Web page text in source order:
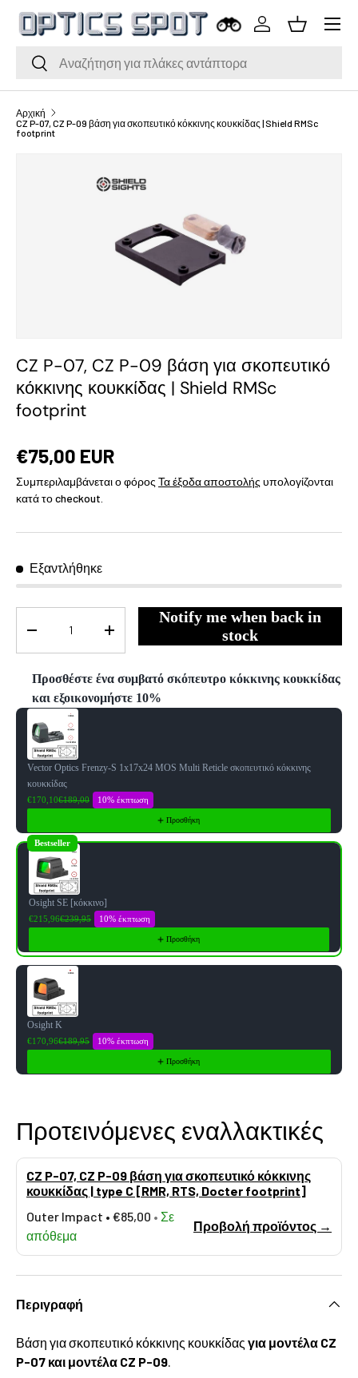
Μετάβαση στο περιεχόμενο
Αναζήτηση
Αναζήτηση
ΣύνδεσηΚαλάθι
Μενού
Αρχική
CZ P-07, CZ P-09 βάση για σκοπευτικό κόκκινης κουκκίδας | Shield RMSc
footprint
CZ P-07, CZ P-09 βάση για σκοπευτικό
κόκκινης κουκκίδας | Shield RMSc
footprint
€75,00 EUR
Συμπεριλαμβάνεται ο φόρος Τα έξοδα αποστολής υπολογίζονται
κατά το checkout.
Εξαντλήθηκε
-
+
Notify me when back in
stock
Προσθέστε ένα συμβατό σκόπευτρο κόκκινης κουκκίδας
και εξοικονομήστε 10%
Use the Previous and Next buttons to navigate through product
Vector Optics Frenzy-S 1x17x24 MOS Multi Reticle σκοπευτικό κόκκινης
κουκκίδας
€170,10€189,00 10% έκπτωση
Προσθήκη
Osight SE [κόκκινο]
€215,96€239,95 10% έκπτωση
Προσθήκη
Bestseller
Osight K
€170,96€189,95 10% έκπτωση
Προσθήκη
Προτεινόμενες εναλλακτικές
CZ P-07, CZ P-09 βάση για σκοπευτικό κόκκινης
κουκκίδας | type C [RMR, RTS, Docter footprint]
Outer Impact • €85,00 • Σε
απόθεμα
Προβολή προϊόντος →
Περιγραφή
Βάση για σκοπευτικό κόκκινης κουκκίδας για μοντέλα CZ
P-07 και μοντέλα CZ P-09